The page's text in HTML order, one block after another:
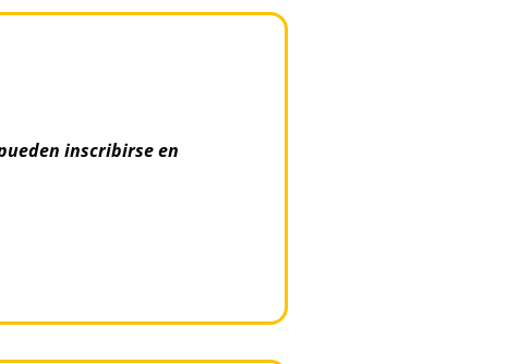
inscribirse en